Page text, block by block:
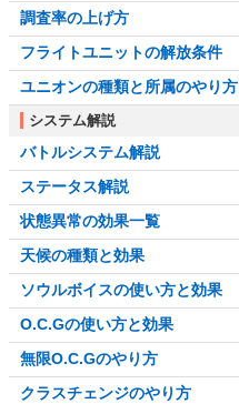
調査率の上げ方
フライトユニットの解放条件
ユニオンの種類と所属のやり方
システム解説
バトルシステム解説
ステータス解説
状態異常の効果一覧
天候の種類と効果
ソウルボイスの使い方と効果
O.C.Gの使い方と効果
無限O.C.Gのやり方
クラスチェンジのやり方